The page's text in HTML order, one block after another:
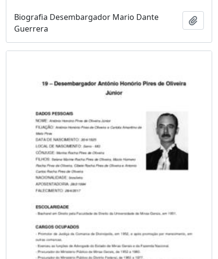
Biografia Desembargador Mario Dante
Guerrera